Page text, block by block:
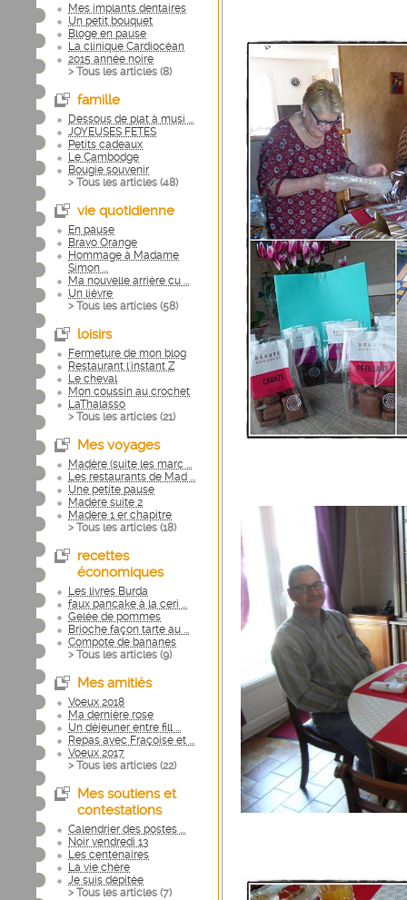
Mes implants dentaires
Un petit bouquet
Bloge en pause
La clinique Cardiocéan
2015 année noire
> Tous les articles (8)
famille
Dessous de plat à musi ...
JOYEUSES FETES
Petits cadeaux
Le Cambodge
Bougie souvenir
> Tous les articles (48)
vie quotidienne
En pause
Bravo Orange
Hommage à Madame
Simon ...
Ma nouvelle arrière cu ...
Un lièvre
> Tous les articles (58)
loisirs
Fermeture de mon blog
Restaurant l'instant Z
Le cheval
Mon coussin au crochet
LaThalasso
> Tous les articles (21)
Mes voyages
Madère (suite les marc ...
Les restaurants de Mad ...
Une petite pause
Madère suite 2
Madère 1 er chapitre
> Tous les articles (18)
recettes
économiques
Les livres Burda
faux pancake à la ceri ...
Gelée de pommes
Brioche façon tarte au ...
Compote de bananes
> Tous les articles (9)
Mes amitiés
Voeux 2018
Ma dernière rose
Un déjeuner entre fill ...
Repas avec Fraçoise et ...
Voeux 2017
> Tous les articles (22)
Mes soutiens et
contestations
Calendrier des postes ...
Noir vendredi 13
Les centenaires
La vie chère
Je suis dépitée
> Tous les articles (7)